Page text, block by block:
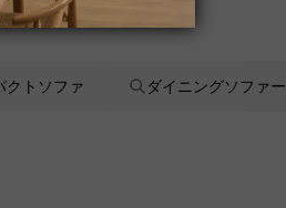
クトソファ ダイニングソファー